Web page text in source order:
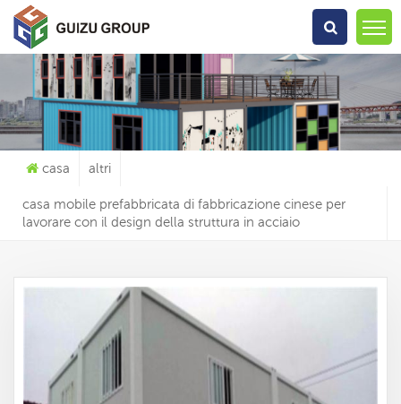
Che Cosa Sta Cercando?
casa altri
casa mobile prefabbricata di fabbricazione cinese per
lavorare con il design della struttura in acciaio